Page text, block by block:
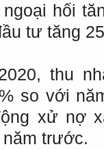
hối
tư tăng
thu
so với
xử nợ
trước.